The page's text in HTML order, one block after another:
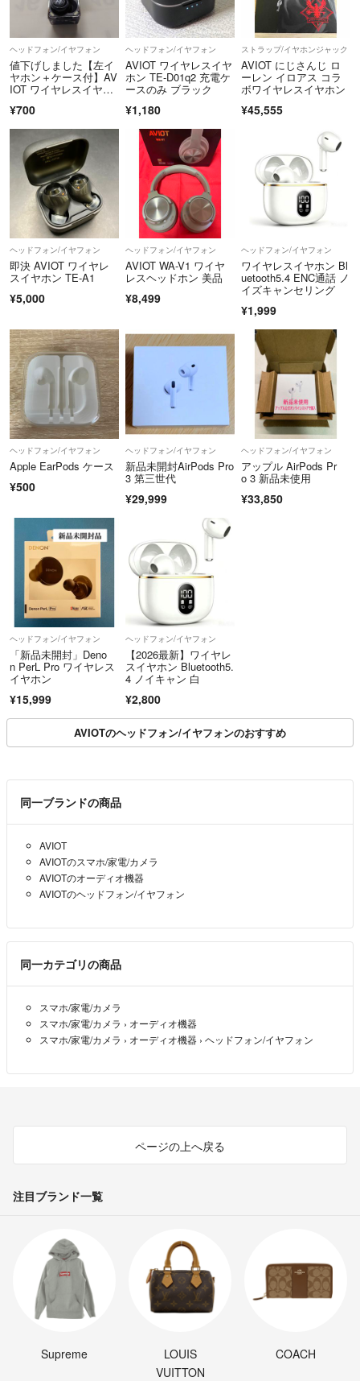
ヘッドフォン/イヤフォン
値下げしました【左イ
ヤホン＋ケース付】AV
IOT ワイヤレスイヤホ
¥700
ヘッドフォン/イヤフォン
AVIOT ワイヤレスイヤ
ホン TE-D01q2 充電ケ
ースのみ ブラック
¥1,180
ストラップ/イヤホンジャック
AVIOT にじさんじ ロ
ーレン イロアス コラ
ボワイヤレスイヤホン
¥45,555
ヘッドフォン/イヤフォン
即決 AVIOT ワイヤレ
スイヤホン TE-A1
¥5,000
ヘッドフォン/イヤフォン
AVIOT WA-V1 ワイヤ
レスヘッドホン 美品
¥8,499
ヘッドフォン/イヤフォン
ワイヤレスイヤホン Bl
uetooth5.4 ENC通話 ノ
イズキャンセリング
¥1,999
ヘッドフォン/イヤフォン
Apple EarPods ケース
¥500
ヘッドフォン/イヤフォン
新品未開封AirPods Pro
3 第三世代
¥29,999
ヘッドフォン/イヤフォン
アップル AirPods Pr
o 3 新品未使用
¥33,850
ヘッドフォン/イヤフォン
「新品未開封」Deno
n PerL Pro ワイヤレス
イヤホン
¥15,999
ヘッドフォン/イヤフォン
【2026最新】ワイヤレ
スイヤホン Bluetooth5.
4 ノイキャン 白
¥2,800
AVIOTのヘッドフォン/イヤフォンのおすすめ
同一ブランドの商品
AVIOT
AVIOTのスマホ/家電/カメラ
AVIOTのオーディオ機器
AVIOTのヘッドフォン/イヤフォン
同一カテゴリの商品
スマホ/家電/カメラ
スマホ/家電/カメラ › オーディオ機器
スマホ/家電/カメラ › オーディオ機器 › ヘッドフォン/イヤフォン
ページの上へ戻る
注目ブランド一覧
Supreme
LOUIS
VUITTON
COACH